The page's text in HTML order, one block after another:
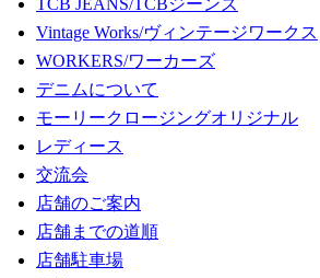
TCB JEANS/TCBジーンズ
Vintage Works/ヴィンテージワークス
WORKERS/ワーカーズ
デニムについて
モーリークロージングオリジナル
レディース
交流会
店舗のご案内
店舗までの道順
店舗駐車場